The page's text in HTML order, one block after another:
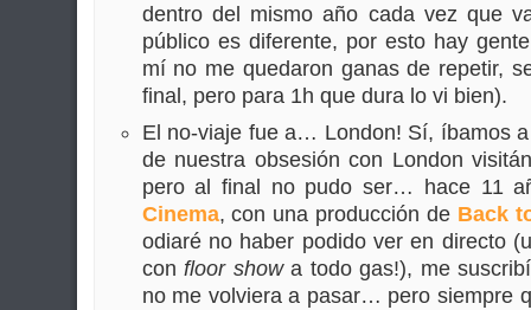
dentro del mismo año cada vez que
público es diferente, por esto hay
mí no me quedaron ganas de repetir,
final, pero para 1h que dura lo vi bien).
El no-viaje fue a… London! Sí, íbamos
de nuestra obsesión con London
pero al final no pudo ser… hace 11
Cinema, con una producción de Back
odiaré no haber podido ver en directo
con floor showa todo gas!), me
no me volviera a pasar… pero siempre